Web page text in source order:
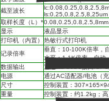
截至波长
ls:0.25,0.8,2.5,8,25um
取样长度（L）*0.08,0.25,0.8,2.5,8mm
显示
液晶显示
打印机（内置） 热敏行式打印机
记录倍率
垂直：10-100K倍率，
水平：1-1K倍率，自动
数据输出
通过RS-232C接口/
电源
通过AC适配器/电池（
尺寸
控制装置：
重量
控制装置：约1.2kg；